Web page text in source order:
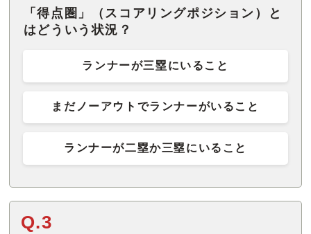
「得点圏」（スコアリングポジション）と
はどういう状況？
ランナーが三塁にいること
まだノーアウトでランナーがいること
ランナーが二塁か三塁にいること
Q.3